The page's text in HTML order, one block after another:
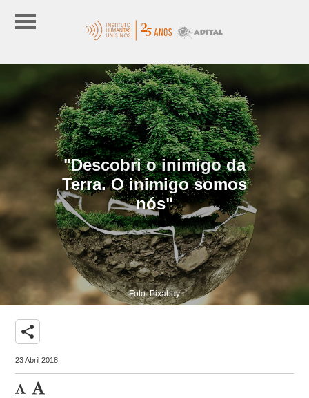
"Descobri o inimigo da
Terra. O inimigo somos
nós"
Foto: Pixabay
share
23 Abril 2018